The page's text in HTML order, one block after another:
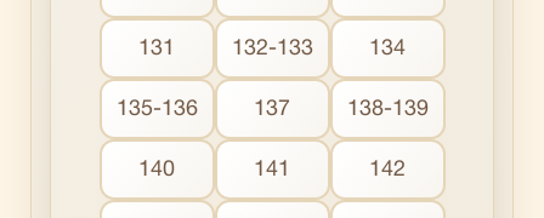
131 132-133 134
135-136 137 138-139
140 141 142